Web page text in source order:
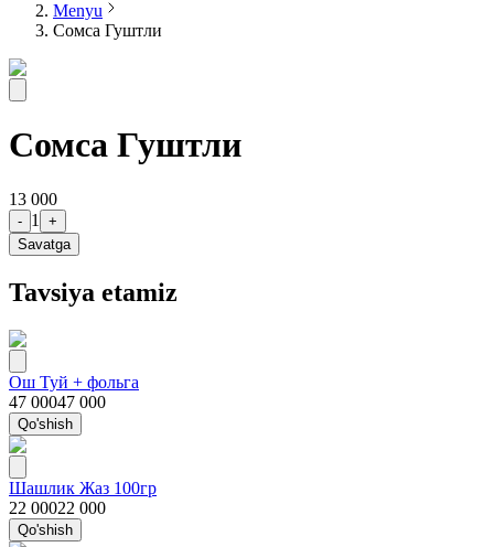
Menyu
Сомса Гуштли
Сомса Гуштли
13 000
- 1
+
Savatga
Tavsiya etamiz
Ош Туй + фольга
47 00047 000
Qo'shish
Шашлик Жаз 100гр
22 00022 000
Qo'shish